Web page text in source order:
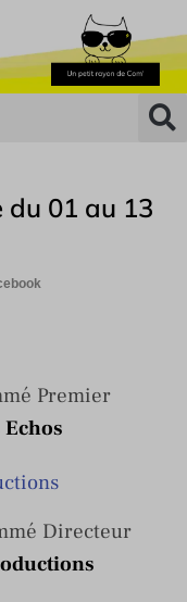
du 01 au 13
Premier
Echos
Directeur